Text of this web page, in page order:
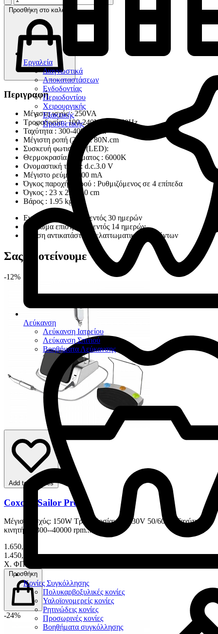
Εργαλεία
Διαγνωστικά
Αποκαταστάσεων
Ενδοδοντίας
Περιοδοντίου
Χειρουργικής
Εξακτικής
Προσθετικής
Λεύκανση
Λεύκανση Ιατρείου
Λεύκανση Σπιτιού
Βοηθήματα Λεύκανσης
Κονίες Συγκόλλησης
Πολυκαρβοξυλικές κονίες
Υαλοϊονομερείς κονίες
Ρητινώδεις κονίες
Προσωρινές κονίες
Βοηθήματα συγκόλλησης
Προσθήκη στο καλάθι
Περιγραφή
Μέγιστη ισχύς : 250VA
Τροφοδοσία : 100-240V 50Hz/60Hz
Ταχύτητα : 300-40000 rpm
Μέγιστη ροπή (20:1) : 80N.cm
Συσκευή φωτισμού (LED):
Θερμοκρασία χρώματος : 6000K
Ονομαστική τάση : d.c.3.0 V
Μέγιστο ρεύμα : 100 mA
Όγκος παροχής νερού : Ρυθμιζόμενος σε 4 επίπεδα
Όγκος : 23 x 23 x 10 cm
Βάρος : 1.95 kg
Εγγύηση παράδοσης εντός 30 ημερών
Δικαίωμα επιστροφής εντός 14 ημερών
Άμεση αντικατάσταση ελαττωματικών προϊόντων
Σας προτείνουμε
-12%
Add to favorites
Coxo C-Sailor Pro
Μέγιστη ισχύς: 150W Τροφοδοσία: AC230V 50/60Hz Ταχύτητα
κινητήρα: 300--40000 rpm...
1.650,00 €
1.450,00 €
Χ. ΦΠΑ
Προσθήκη
-24%